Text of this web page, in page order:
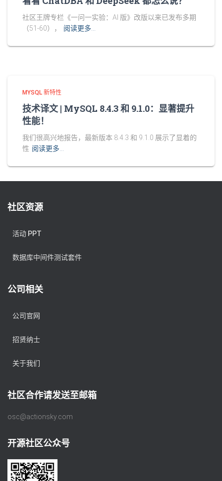
社区王牌专栏《一问一实验：AI 版》改版以来已发布多期
（51-60），
阅读更多…
MYSQL 新特性
技术译文 | MySQL 8.4.3 和 9.1.0：显著提升
性能！
我们很高兴地报告，最新版本 8.4.3 和 9.1.0 展示了显着的
性 阅读更多…
社区资源
活动 PPT
数据库中间件测试套件
公司相关
公司官网
招贤纳士
关于我们
社区合作请发送至邮箱
osc@actionsky.com
开源社区公众号